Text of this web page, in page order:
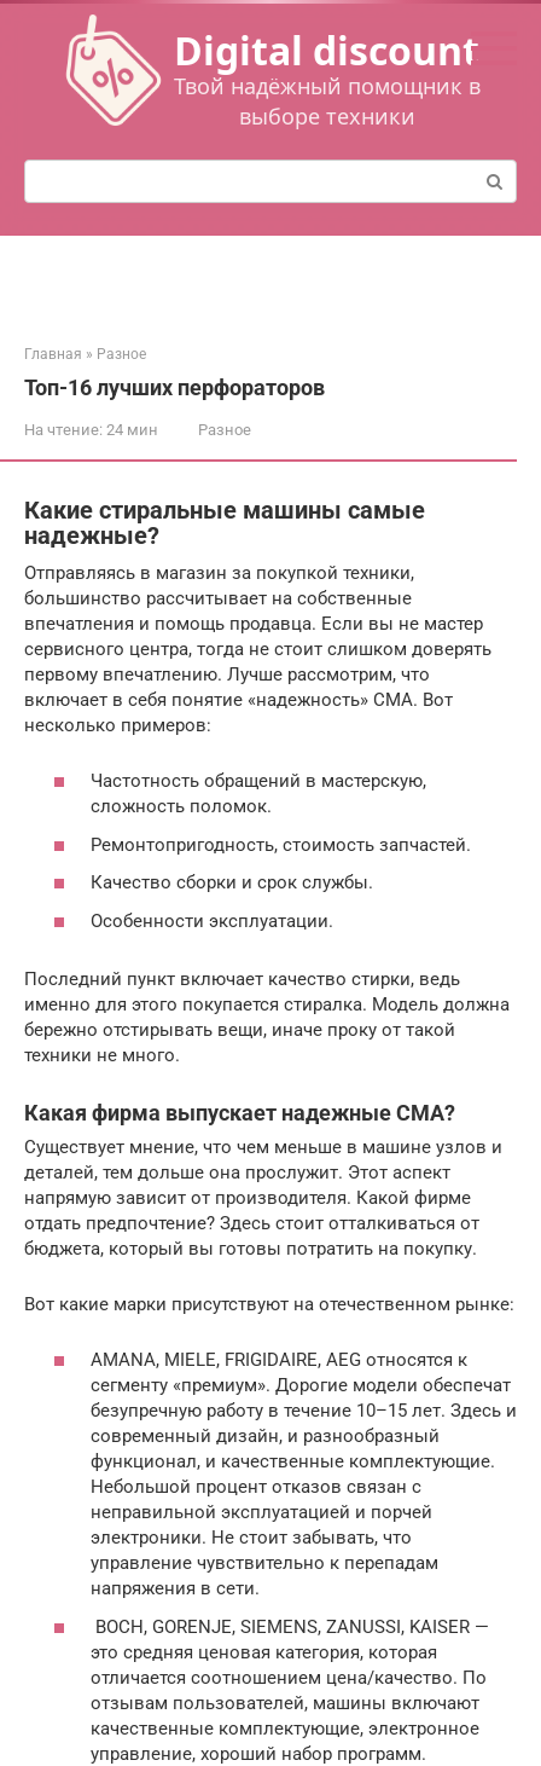
Перейти
контенту
Digital discount
Твой надёжный помощник в
выборе техники
Поиск:
Главная » Разное
Топ-16 лучших перфораторов
На чтение: 24 мин Разное
Какие стиральные машины самые
надежные?
Отправляясь в магазин за покупкой техники,
большинство рассчитывает на собственные
впечатления и помощь продавца. Если вы не мастер
сервисного центра, тогда не стоит слишком доверять
первому впечатлению. Лучше рассмотрим, что
включает в себя понятие «надежность» СМА. Вот
несколько примеров:
Частотность обращений в мастерскую,
сложность поломок.
Ремонтопригодность, стоимость запчастей.
Качество сборки и срок службы.
Особенности эксплуатации.
Последний пункт включает качество стирки, ведь
именно для этого покупается стиралка. Модель должна
бережно отстирывать вещи, иначе проку от такой
техники не много.
Какая фирма выпускает надежные СМА?
Существует мнение, что чем меньше в машине узлов и
деталей, тем дольше она прослужит. Этот аспект
напрямую зависит от производителя. Какой фирме
отдать предпочтение? Здесь стоит отталкиваться от
бюджета, который вы готовы потратить на покупку.
Вот какие марки присутствуют на отечественном рынке:
AMANA, MIELE, FRIGIDAIRE, AEG относятся к
сегменту «премиум». Дорогие модели обеспечат
безупречную работу в течение 10–15 лет. Здесь и
современный дизайн, и разнообразный
функционал, и качественные комплектующие.
Небольшой процент отказов связан с
неправильной эксплуатацией и порчей
электроники. Не стоит забывать, что
управление чувствительно к перепадам
напряжения в сети.
BОСН, GORENJE, SIEMENS, ZANUSSI, KAISER —
это средняя ценовая категория, которая
отличается соотношением цена/качество. По
отзывам пользователей, машины включают
качественные комплектующие, электронное
управление, хороший набор программ.